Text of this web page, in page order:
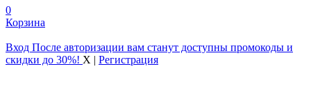
0
Корзина
Вход После авторизации вам станут доступны промокоды и
скидки до 30%! X | Регистрация